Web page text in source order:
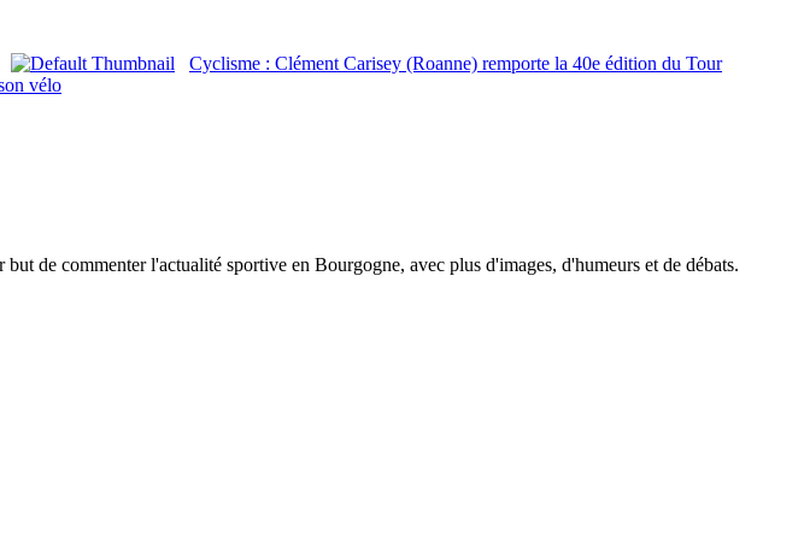
Cyclisme : Clément Carisey (Roanne) remporte la 40e édition du Tour
vélo
de commenter l'actualité sportive en Bourgogne, avec plus d'images, d'humeurs et de débats.